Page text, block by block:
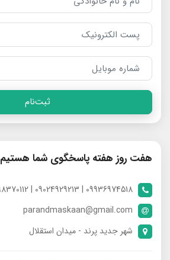
ثبت‌نام
هفت روز هفته پاسخگوی شما هستیم
09936974518 | 09024929213 | 09398370112
parandmaskaan@gmail.com
شهر جدید پرند - میدان استقلال